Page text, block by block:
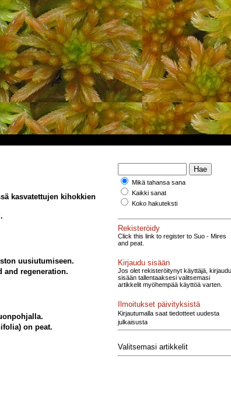
kasvatettujen kihokkien
uusiutumiseen.
and regeneration.
on peat.
Mikä tahansa sana
Kaikki sanat
Koko hakuteksti
Rekisteröidy
Click this link to register to Suo - Mires
and peat.
Kirjaudu sisään
Jos olet rekisteröitynyt käyttäjä, kirjaudu
sisään tallentaaksesi valitsemasi
artikkelit myöhempää käyttöä varten.
Ilmoitukset päivityksistä
Kirjautumalla saat tiedotteet uudesta
julkaisusta
Valitsemasi artikkelit